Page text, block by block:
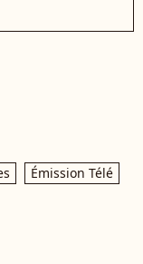
Émission Télé